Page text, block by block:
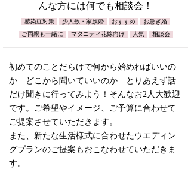
んな方には何でも相談会！
感染症対策 少人数・家族婚 おすすめ
お急ぎ婚
ご両親も一緒に
マタニティ花嫁向け 人気 相談会
初めてのことだらけで何から始めればいいの
か…どこから聞いていいのか…とりあえず話
だけ聞きに行ってみよう！そんなお2人大歓迎
です。ご希望やイメージ、ご予算に合わせて
ご提案させていただきます。
また、新たな生活様式に合わせたウエディン
グプランのご提案もおこなわせていただきま
す。